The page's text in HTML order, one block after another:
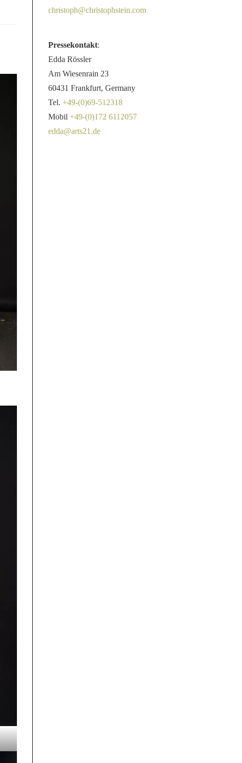
christoph@christophstein.com
Pressekontakt:
Edda Rössler
Am Wiesenrain 23
60431 Frankfurt, Germany
Tel. +49-(0)69-512318
Mobil +49-(0)172 6112057
edda@arts21.de